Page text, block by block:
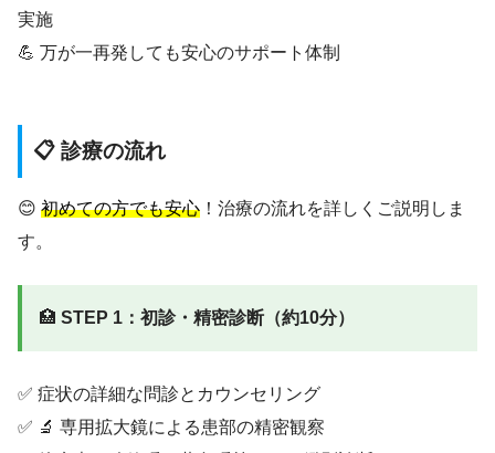
実施
💪 万が一再発しても安心のサポート体制
📋 診療の流れ
😊 初めての方でも安心 ！治療の流れを詳しくご説明しま
す。
🏥 STEP 1：初診・精密診断（約10分）
✅ 症状の詳細な問診とカウンセリング
✅ 🔬 専用拡大鏡による患部の精密観察